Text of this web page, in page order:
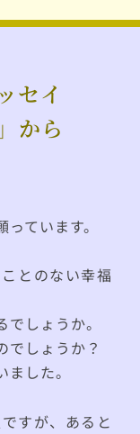
セイ
から
ています。
とのない幸福
しょうか。
でしょうか？
した。
すが、あると